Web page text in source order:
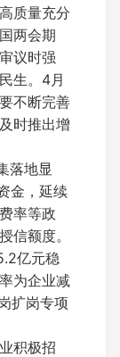
质量充分
两会期
议时强
生。4月
不断完善
时推出增
落地显
金，延续
率等政
信额度。
亿元稳
为企业减
扩岗专项
积极招